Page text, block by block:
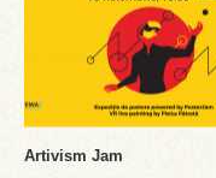
Artivism Jam